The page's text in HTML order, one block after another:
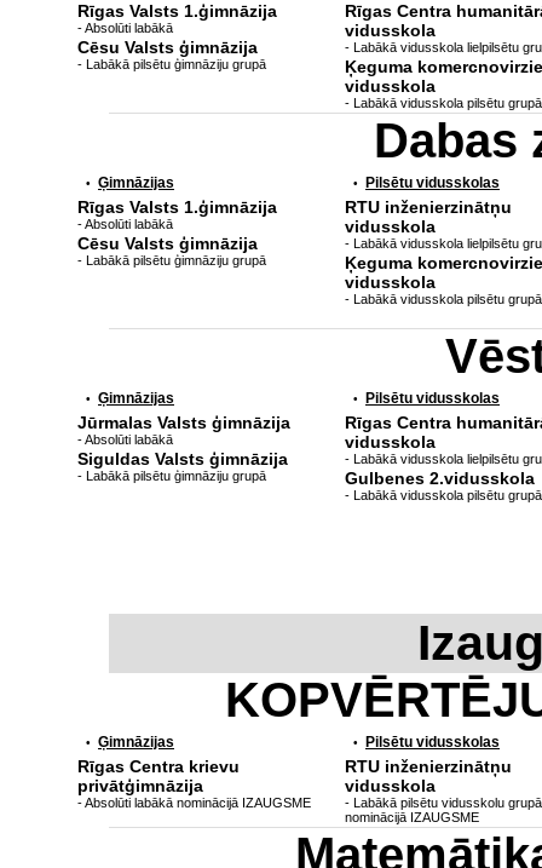
Rīgas Valsts 1.ģimnāzija
- Absolūti labākā
Cēsu Valsts ģimnāzija
- Labākā pilsētu ģimnāziju grupā
Rīgas Centra
vidusskola
- Labākā vidusskola lielpilsētu
Ķeguma
vidusskola
- Labākā vidusskola pilsētu grupā
Dabas
• Ģimnāzijas
Rīgas Valsts 1.ģimnāzija
- Absolūti labākā
Cēsu Valsts ģimnāzija
- Labākā pilsētu ģimnāziju grupā
• Pilsētu vidusskolas
RTU inženierzinātņu
vidusskola
- Labākā vidusskola lielpilsētu
Ķeguma
vidusskola
- Labākā vidusskola pilsētu grupā
• Ģimnāzijas
Jūrmalas Valsts ģimnāzija
- Absolūti labākā
Siguldas Valsts ģimnāzija
- Labākā pilsētu ģimnāziju grupā
• Pilsētu vidusskolas
Rīgas Centra
vidusskola
- Labākā vidusskola lielpilsētu
Gulbenes 2.vidusskola
- Labākā vidusskola pilsētu grupā
• Ģimnāzijas
Rīgas Centra krievu
privātģimnāzija
- Absolūti labākā nominācijā IZAUGSME
• Pilsētu vidusskolas
RTU inženierzinātņu
vidusskola
- Labākā pilsētu vidusskolu grupā
nominācijā IZAUGSME